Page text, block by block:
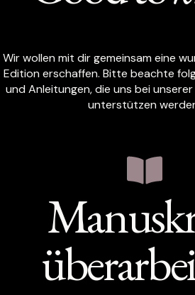
Wir wollen mit dir gemeinsam eine
Edition erschaffen. Bitte beachte
und Anleitungen, die uns bei
unterstützen